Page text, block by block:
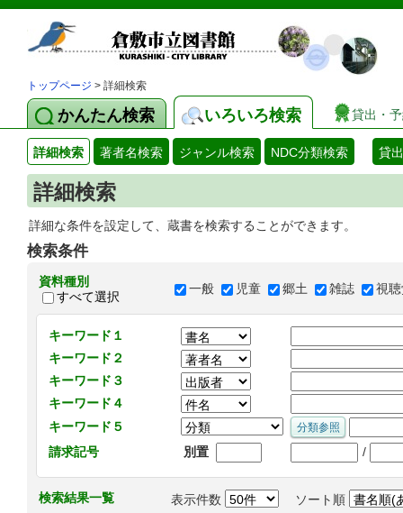
トップページ > 詳細検索
かんたん検索 いろいろ検索 貸出・
詳細検索 著者名検索 ジャンル検索 NDC分類検索 貸
詳細検索
詳細な条件を設定して、蔵書を検索することができます。
検索条件
資料種別
すべて選択
一般 児童 郷土 雑誌 視
キーワード１
キーワード２
キーワード３
キーワード４
キーワード５
請求記号
別置 /
検索結果一覧 表示件数 ソート順